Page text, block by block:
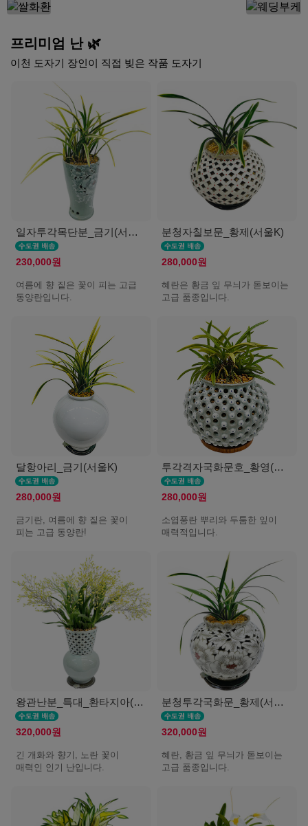
프리미엄 난 🌿
이천 도자기 장인이 직접 빚은 작품 도자기
일자투각목단분_금기(서울K)
230,000원
여름에 향 짙은 꽃이 피는 고급
동양란입니다.
분청자칠보문_황제(서울K)
280,000원
혜란은 황금 잎 무늬가 돋보이는
고급 품종입니다.
달항아리_금기(서울K)
280,000원
금기란, 여름에 향 짙은 꽃이
피는 고급 동양란!
투각격자국화문호_황영(서울K)
280,000원
소엽풍란 뿌리와 두툼한 잎이
매력적입니다.
왕관난분_특대_환타지아(서울K)
320,000원
긴 개화와 향기, 노란 꽃이
매력인 인기 난입니다.
분청투각국화문_황제(서울K)
320,000원
혜란, 황금 잎 무늬가 돋보이는
고급 품종입니다.